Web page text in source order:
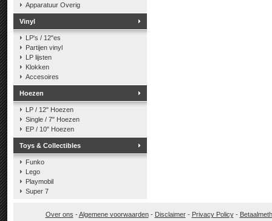
Apparatuur Overig
Vinyl
LP's / 12"es
Partijen vinyl
LP lijsten
Klokken
Accesoires
Hoezen
LP / 12" Hoezen
Single / 7" Hoezen
EP / 10" Hoezen
Toys & Collectibles
Funko
Lego
Playmobil
Super 7
Over ons -Algemene voorwaarden- Disclaimer- Privacy Policy-